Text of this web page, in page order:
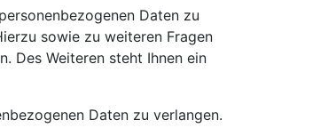
Daten zu
sowie zu weiteren Fragen
Des Weiteren steht Ihnen ein
Daten zu verlangen.